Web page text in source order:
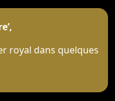
royal dans quelques